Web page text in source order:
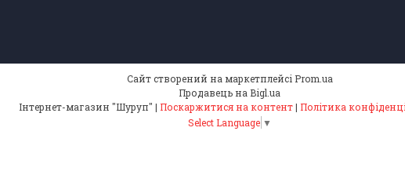
Сайт створений на маркетплейсі Prom.ua
Продавець на Bigl.ua
Інтернет-магазин "Шуруп" | Поскаржитися на контент| Політика
Select Language ▼